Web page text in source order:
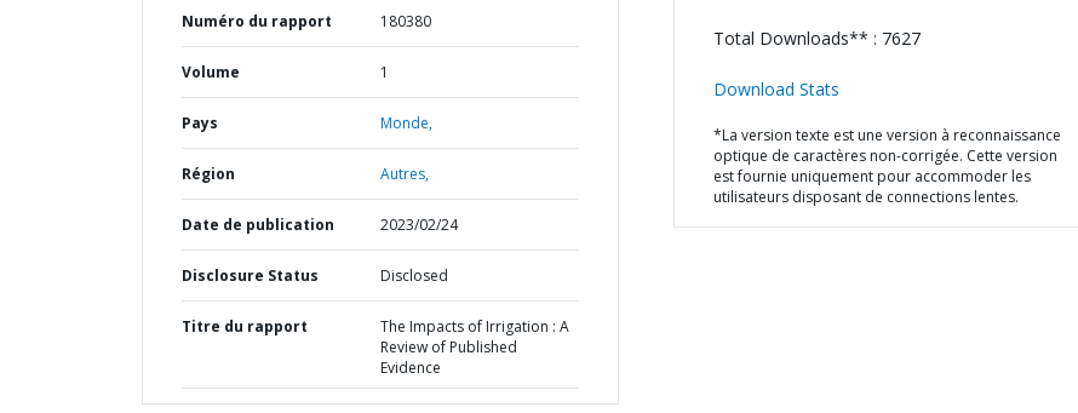
Numéro du rapport 180380
Volume 1
Pays Monde,
Région Autres,
Date de publication 2023/02/24
Disclosure Status Disclosed
Titre du rapport
The Impacts of Irrigation : A
Review of Published
Evidence
Total Downloads** : 7627
Download Stats
*La version texte est une version à reconnaissance
optique de caractères non-corrigée. Cette version
est fournie uniquement pour accommoder les
utilisateurs disposant de connections lentes.